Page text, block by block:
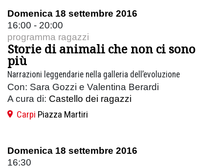
Domenica 18 settembre 2016
16:00 - 20:00
programma ragazzi
Storie di animali che non ci sono
più
Narrazioni leggendarie nella galleria dell’evoluzione
Con: Sara Gozzi e Valentina Berardi
A cura di: Castello dei ragazzi
Carpi Piazza Martiri
Domenica 18 settembre 2016
16:30